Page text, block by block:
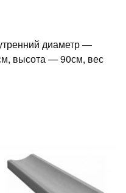
диаметр —
высота — 90см, вес